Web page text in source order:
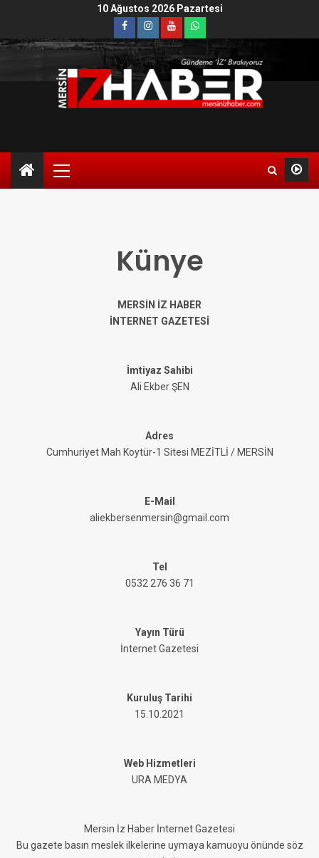
10 Ağustos 2026 Pazartesi
Künye
MERSİN İZ HABER
İNTERNET GAZETESİ
İmtiyaz Sahibi
Ali Ekber ŞEN
Adres
Cumhuriyet Mah Koytür-1 Sitesi MEZİTLİ / MERSİN
E-Mail
aliekbersenmersin@gmail.com
Tel
0532 276 36 71
Yayın Türü
İnternet Gazetesi
Kuruluş Tarihi
15.10.2021
Web Hizmetleri
URA MEDYA
Mersin İz Haber İnternet Gazetesi
Bu gazete basın meslek ilkelerine uymaya kamuoyu önünde söz